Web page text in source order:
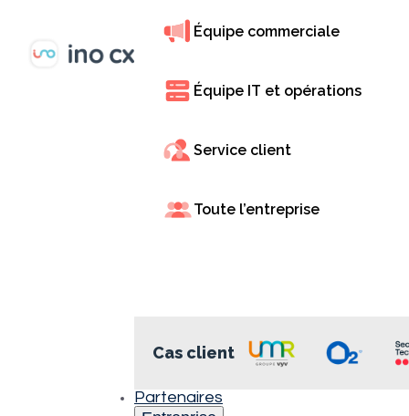
Équipe commerciale
Équipe IT et opérations
Service client
Toute l’entreprise
Cas client
Partenaires
réussite
-